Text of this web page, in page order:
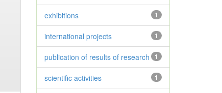
1
exhibitions
1
international projects
1
publication of results of research
1
scientific activities